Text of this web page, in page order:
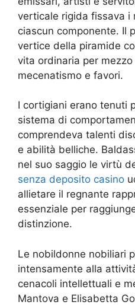
verticale rigida fissava i
ciascun componente. Il
vertice della piramide
vita ordinaria per
mecenatismo e favori.
I cortigiani erano tenuti
sistema di
comprendeva talenti
e abilità belliche.
nel suo saggio le virtù
senza deposito casino
allietare il regnante
essenziale per
distinzione.
Le nobildonne nobiliari
intensamente alla
cenacoli intellettuali e
Mantova e Elisabetta